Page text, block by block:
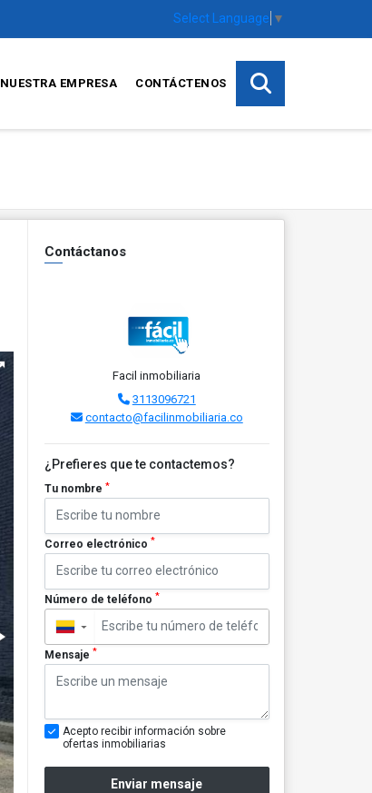
Select Language ▼
NUESTRA EMPRESA CONTÁCTENOS
Contáctanos
Facil inmobiliaria
3113096721
contacto@facilinmobiliaria.co
¿Prefieres que te contactemos?
Tu nombre *
Correo electrónico *
Número de teléfono *
▼
Mensaje *
Acepto recibir información sobre
ofertas inmobiliarias
Enviar mensaje